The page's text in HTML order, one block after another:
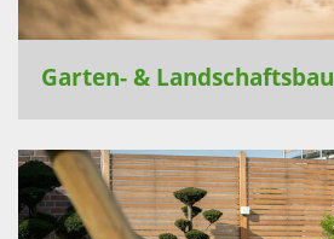
Garten- & Landschaftsbau